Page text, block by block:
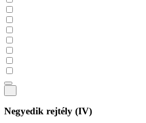
Negyedik rejtély (IV)